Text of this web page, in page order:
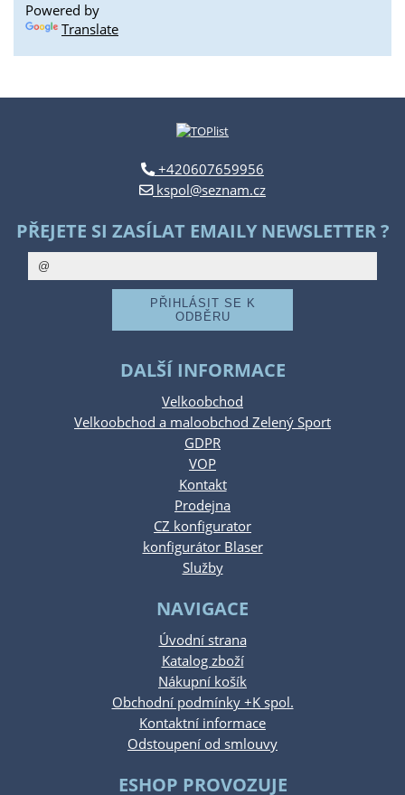
Powered by
Translate
+420607659956
kspol@seznam.cz
PŘEJETE SI ZASÍLAT EMAILY NEWSLETTER ?
DALŠÍ INFORMACE
Velkoobchod
Velkoobchod a maloobchod Zelený Sport
GDPR
VOP
Kontakt
Prodejna
CZ konfigurator
konfigurátor Blaser
Služby
NAVIGACE
Úvodní strana
Katalog zboží
Nákupní košík
Obchodní podmínky +K spol.
Kontaktní informace
Odstoupení od smlouvy
ESHOP PROVOZUJE